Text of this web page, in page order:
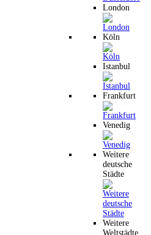
London
Köln
Istanbul
Frankfurt
Venedig
Weitere
deutsche
Städte
Weitere
Weltstädte